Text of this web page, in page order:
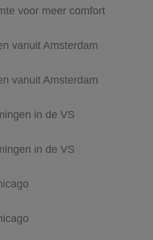
voor meer comfort
vanuit Amsterdam
vanuit Amsterdam
in de VS
in de VS